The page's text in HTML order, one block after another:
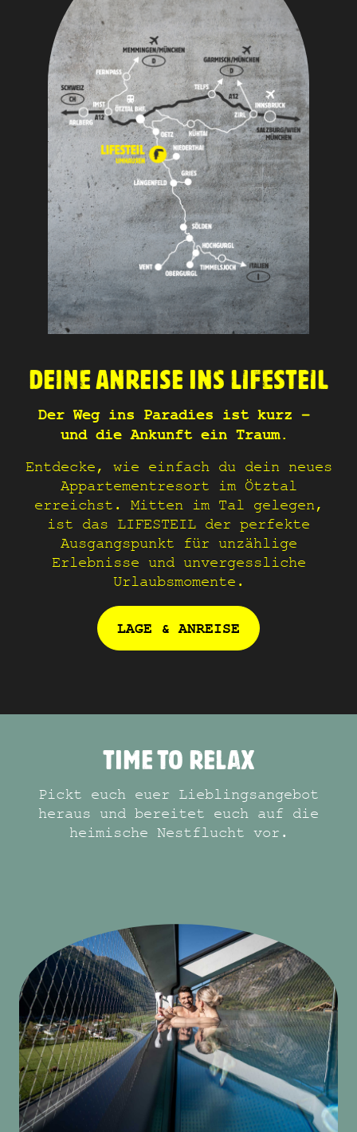
DEINE ANREISE INS LIFESTEIL
Der Weg ins Paradies ist kurz –
und die Ankunft ein Traum.
Entdecke, wie einfach du dein neues
Appartementresort im Ötztal
erreichst. Mitten im Tal gelegen,
ist das LIFESTEIL der perfekte
Ausgangspunkt für unzählige
Erlebnisse und unvergessliche
Urlaubsmomente.
LAGE & ANREISE
TIME TO RELAX
Pickt euch euer Lieblingsangebot
heraus und bereitet euch auf die
heimische Nestflucht vor.